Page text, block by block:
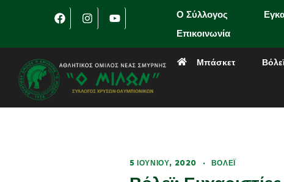
Ο Σύλλογος
Επικοινωνία
Μπάσκετ
5 ΙΟΥΝΊΟΥ, 2020 · ΒΌΛΕΪ